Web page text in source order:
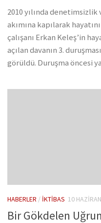
2010 yılında
akımına kapılarak
çalışanı Erkan Keleş’in
açılan davanın 3.
görüldü. Duruşma öncesi
HABERLER / İKTIBAS 10
Bir Gökdelen